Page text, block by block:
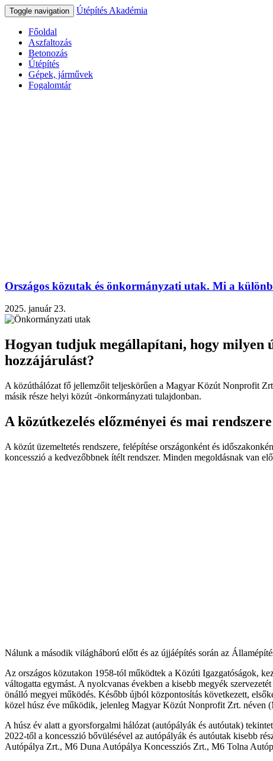
Toggle navigation Útépítés Akadémia
Főoldal
Aszfaltozás
Betonozás
Útépítés
Gépek, járművek
Fogalomtár
Országos közutak és önkormányzati utak. Mi a
2025. január 23.
Hogyan tudjuk megállapítani, hogy milyen
hozzájárulást?
A közúthálózat fő jellemzőit teljeskörűen a Magyar Közút Nonprofit
másik része helyi közút -önkormányzati tulajdonban.
A közútkezelés előzményei és mai rendszere
A közút üzemeltetés rendszere, felépítése országonként és
koncesszió a kedvezőbbnek ítélt rendszer. Minden megoldásnak van
Nálunk a második világháború előtt és az újjáépítés során az
Az országos közutakon 1958-tól működtek a Közúti Igazgatóságok,
váltogatta egymást. A nyolcvanas években a kisebb megyék
önálló megyei működés. Később újból központosítás következett,
közel húsz éve működik, jelenleg Magyar Közút Nonprofit Zrt. néven
A húsz év alatt a gyorsforgalmi hálózat (autópályák és autóutak)
2022-től a koncesszió bővülésével az autópályák és autóutak kisebb
Autópálya Zrt., M6 Duna Autópálya Koncessziós Zrt., M6 Tolna